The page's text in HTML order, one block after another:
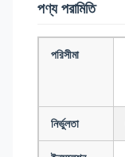
পণ্য পরামিতি
পরিসীমা
নির্ভুলতা